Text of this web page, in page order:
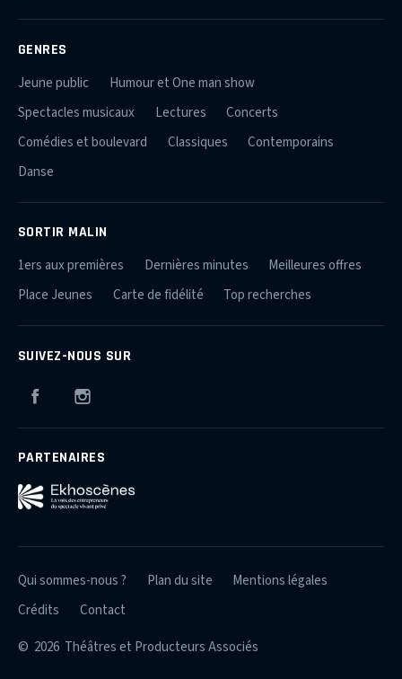
GENRES
Jeune public
Humour et One man show
Spectacles musicaux
Lectures
Concerts
Comédies et boulevard
Classiques
Contemporains
Danse
SORTIR MALIN
1ers aux premières Dernières minutes
Meilleures offres
Place Jeunes
Carte de fidélité Top recherches
SUIVEZ-NOUS SUR
Facebook
PARTENAIRES
© 2026 Théâtres et Producteurs Associés
Qui sommes-nous ? Plan du site
Mentions légales
Crédits
Contact